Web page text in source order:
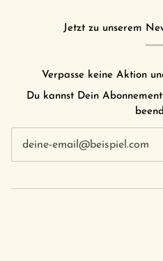
Jetzt zu unserem
Verpasse keine Aktion
Du kannst Dein